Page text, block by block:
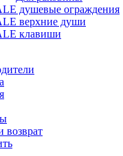
душевые ограждения
верхние души
клавиши
возврат